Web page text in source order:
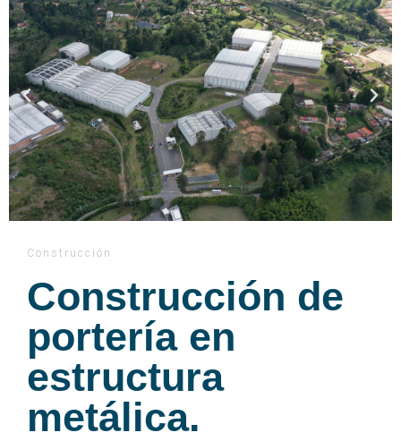
Construcción
Construcción de
portería en
estructura
metálica.